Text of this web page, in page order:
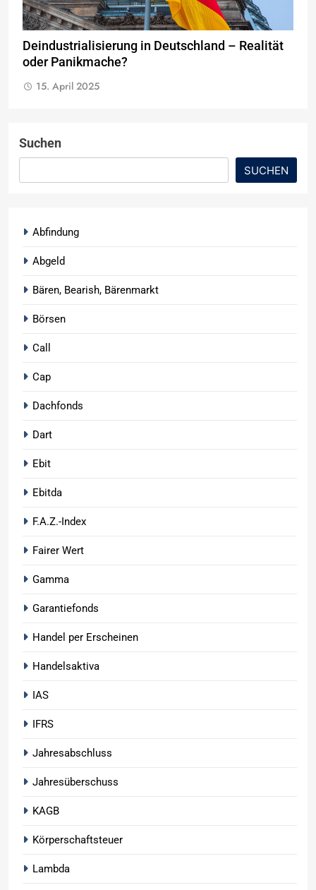
Deindustrialisierung in Deutschland – Realität
oder Panikmache?
15. April 2025
Suchen
SUCHEN
Abfindung
Abgeld
Bären, Bearish, Bärenmarkt
Börsen
Call
Cap
Dachfonds
Dart
Ebit
Ebitda
F.A.Z.-Index
Fairer Wert
Gamma
Garantiefonds
Handel per Erscheinen
Handelsaktiva
IAS
IFRS
Jahresabschluss
Jahresüberschuss
KAGB
Körperschaftsteuer
Lambda